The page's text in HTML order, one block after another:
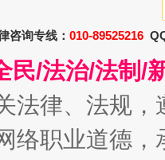
咨询专线： 010-89525216
民/法治/法制/
法律、法规
络职业道德